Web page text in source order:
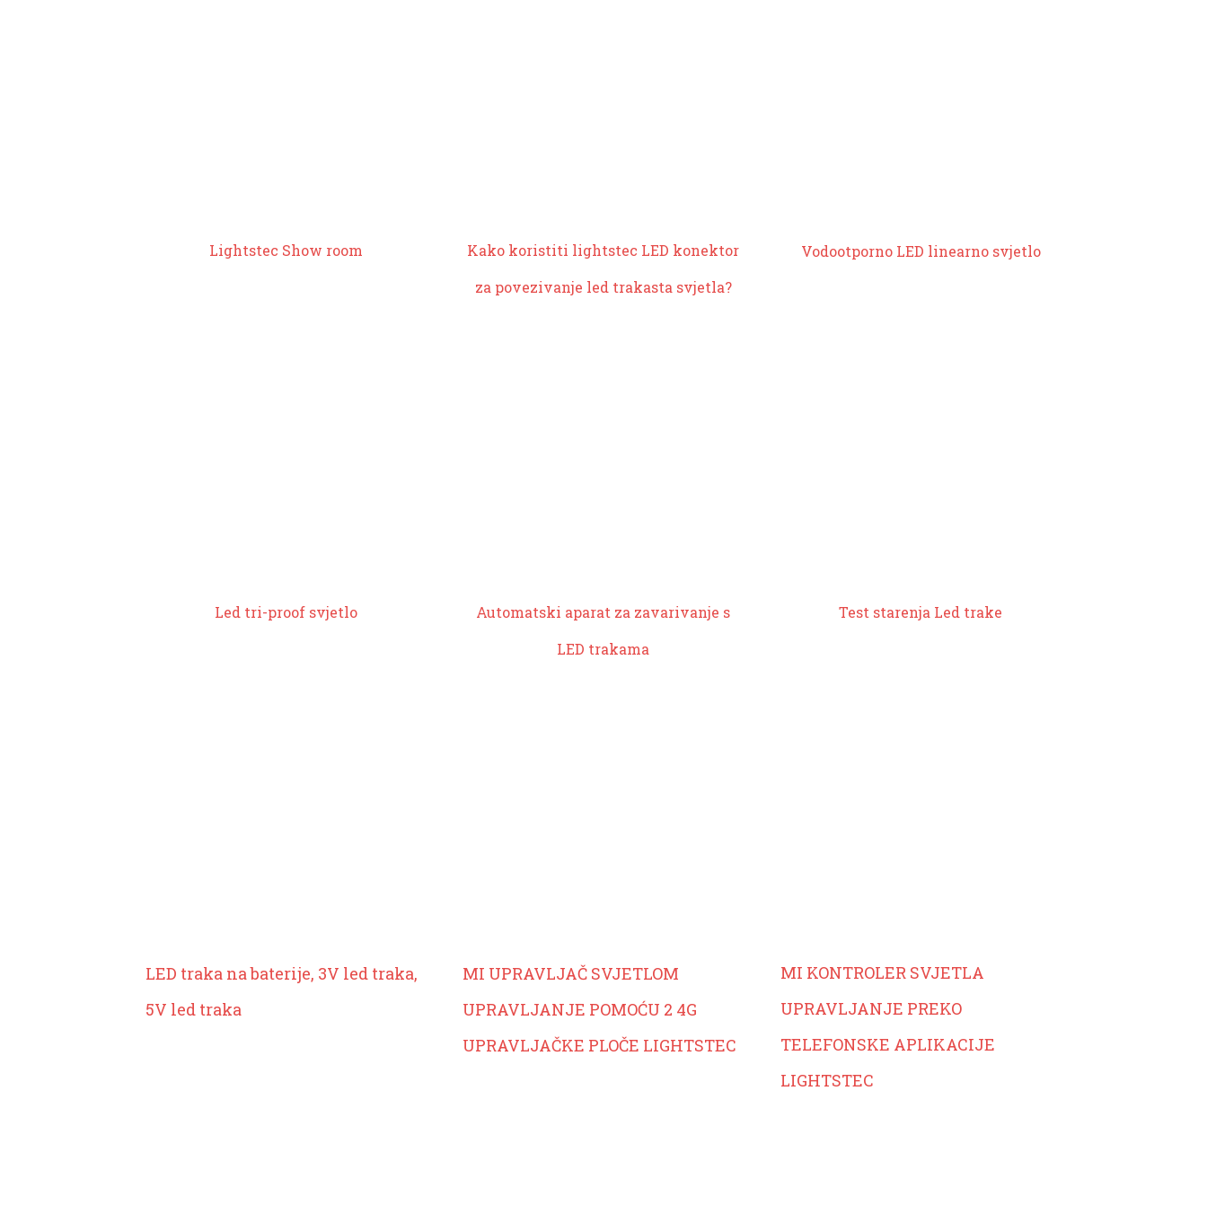
Lightstec Show room
Kako koristiti lightstec LED konektor
za povezivanje led trakasta svjetla?
Vodootporno LED linearno svjetlo
Led tri-proof svjetlo
Automatski aparat za zavarivanje s
LED trakama
Test starenja Led trake
LED traka na baterije, 3V led traka,
5V led traka
MI UPRAVLJAČ SVJETLOM
UPRAVLJANJE POMOĆU 2 4G
UPRAVLJAČKE PLOČE LIGHTSTEC
MI KONTROLER SVJETLA
UPRAVLJANJE PREKO
TELEFONSKE APLIKACIJE
LIGHTSTEC